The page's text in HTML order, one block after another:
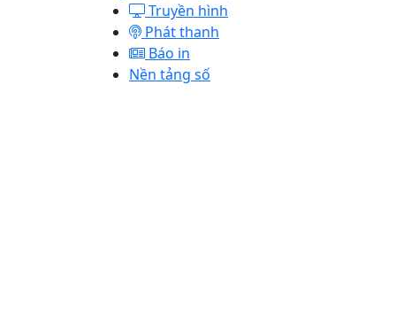
Truyền hình
Phát thanh
Báo in
Nền tảng số